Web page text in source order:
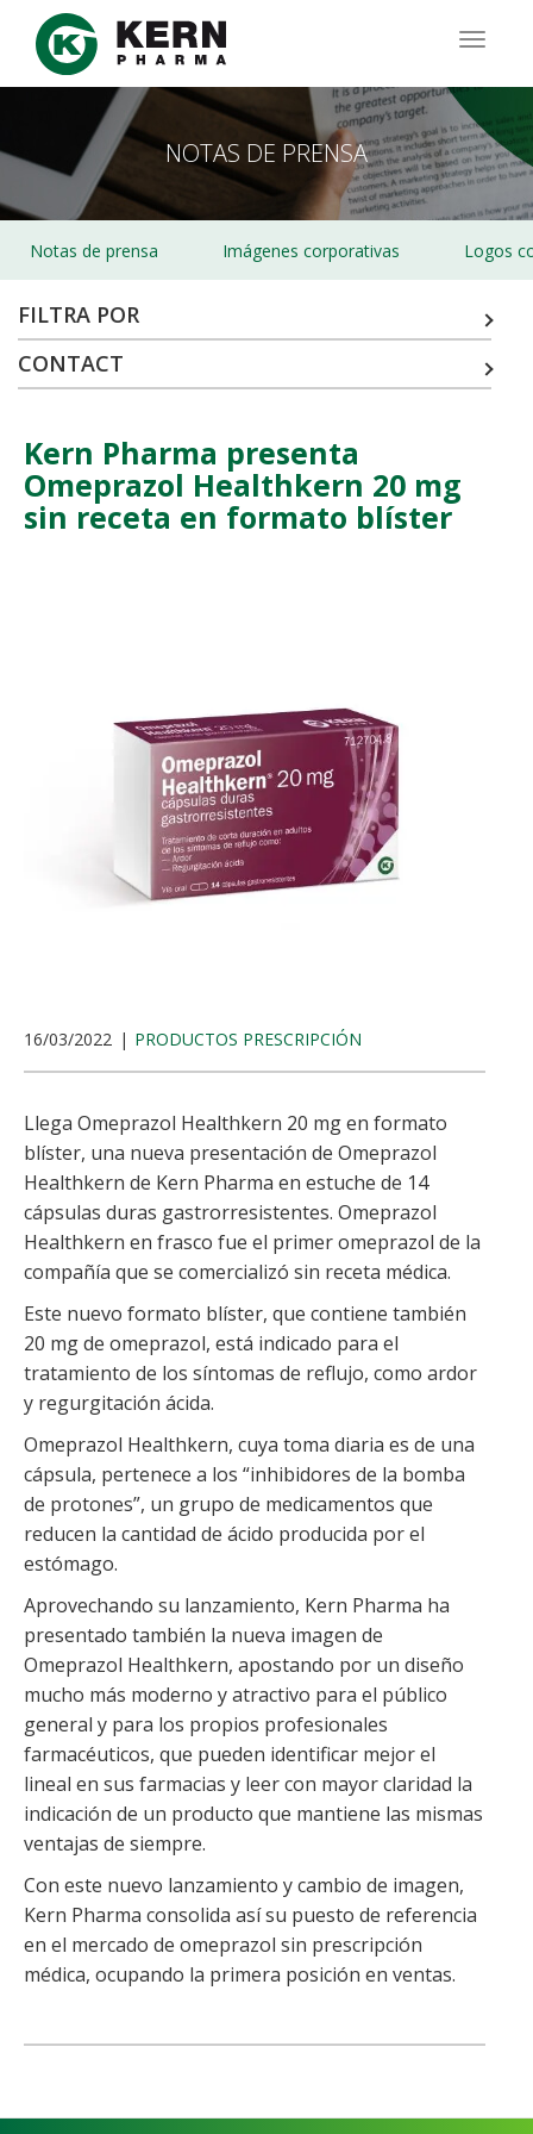
Pasar
contenido
NOTAS DE PRENSA
Notas de prensa Imágenes corporativas Logos
FILTRA POR
CONTACT
Kern Pharma presenta
Omeprazol Healthkern 20 mg
sin receta en formato blíster
16/03/2022 PRODUCTOS PRESCRIPCIÓN
Llega Omeprazol Healthkern 20 mg en formato
blíster, una nueva presentación de Omeprazol
Healthkern de Kern Pharma en estuche de 14
cápsulas duras gastrorresistentes. Omeprazol
Healthkern en frasco fue el primer omeprazol de la
compañía que se comercializó sin receta médica.
Este nuevo formato blíster, que contiene también
20 mg de omeprazol, está indicado para el
tratamiento de los síntomas de reflujo, como ardor
y regurgitación ácida.
Omeprazol Healthkern, cuya toma diaria es de una
cápsula, pertenece a los “inhibidores de la bomba
de protones”, un grupo de medicamentos que
reducen la cantidad de ácido producida por el
estómago.
Aprovechando su lanzamiento, Kern Pharma ha
presentado también la nueva imagen de
Omeprazol Healthkern, apostando por un diseño
mucho más moderno y atractivo para el público
general y para los propios profesionales
farmacéuticos, que pueden identificar mejor el
lineal en sus farmacias y leer con mayor claridad la
indicación de un producto que mantiene las mismas
ventajas de siempre.
Con este nuevo lanzamiento y cambio de imagen,
Kern Pharma consolida así su puesto de referencia
en el mercado de omeprazol sin prescripción
médica, ocupando la primera posición en ventas.